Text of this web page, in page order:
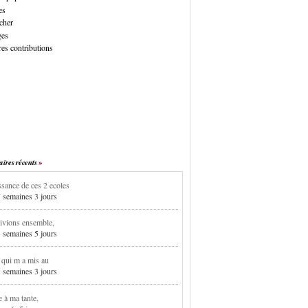
contributions
récents
de ces 2 ecoles
3 jours
ensemble,
5 jours
m a mis au
3 jours
à ma tante,